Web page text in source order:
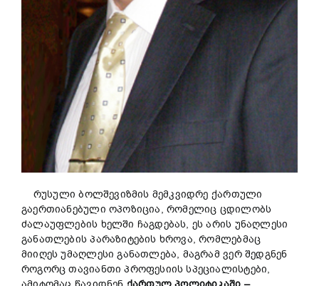
რუსული ბოლშევიზმის მემკვიდრე ქართული
გაერთიანებული ოპოზიცია, რომელიც ცდილობს
ძალაუფლების ხელში ჩაგდებას, ეს არის უნაღლესი
განათლების პარაზიტების ხროვა, რომლებმაც
მიიღეს უმაღლესი განათლება, მაგრამ ვერ შედგნენ
როგორც თავიანთი პროფესიის სპეციალისტები,